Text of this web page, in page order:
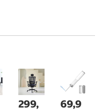
299,
69,9